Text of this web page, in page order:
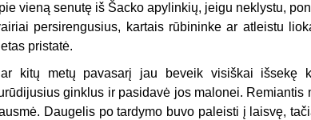
vieną senutę iš Šacko apylinkių, jeigu neklystu,
persirengusius, kartais rūbininke ar atleistu
pristatė.
kitų metų pavasarį jau beveik visiškai išsekę
ginklus ir pasidavė jos malonei.
Daugelis po tardymo buvo paleisti į laisvę,